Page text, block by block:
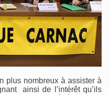
plus nombreux à assister à
ainsi de l’intérêt qu’ils